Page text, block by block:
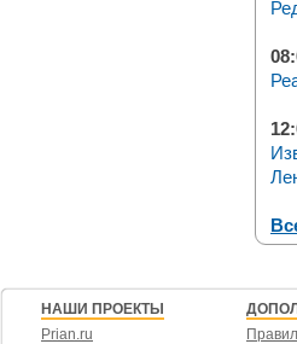
НАШИ ПРОЕКТЫ
Prian.ru